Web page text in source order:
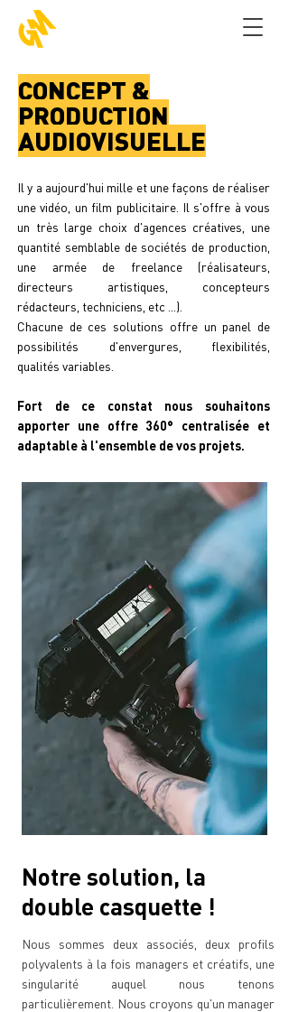
CONCEPT &
PRODUCTION
AUDIOVISUELLE
Il y a aujourd'hui mille et une façons de réaliser
une vidéo, un film publicitaire. Il s'offre à vous
un très large choix d'agences créatives, une
quantité semblable de sociétés de production,
une armée de freelance (réalisateurs,
directeurs artistiques, concepteurs
rédacteurs, techniciens, etc ...).
Chacune de ces solutions offre un panel de
possibilités d'envergures, flexibilités,
qualités variables.
Fort de ce constat nous souhaitons
apporter une offre 360° centralisée et
adaptable à l'ensemble de vos projets.
Notre solution, la
double casquette !
Nous sommes deux associés, deux profils
polyvalents à la fois managers et créatifs, une
singularité auquel nous tenons
particulièrement. Nous croyons qu'un manager